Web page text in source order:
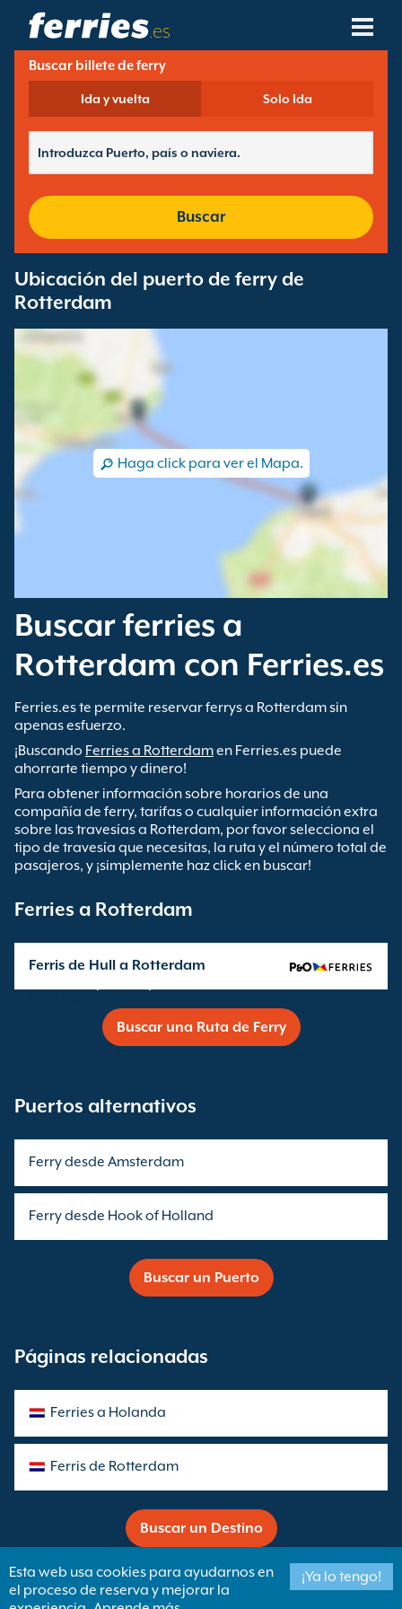
.es
Compañías Navieras
Destinos De Ferries
Puertos De Ferry
Buscar billete de ferry
Ida y vuelta Solo Ida
Buscar
Ubicación del puerto de ferry de
Rotterdam
Haga click para ver el Mapa.
Buscar ferries a
Rotterdam con Ferries.es
Ferries.es te permite reservar ferrys a Rotterdam sin
apenas esfuerzo.
¡Buscando Ferries a Rotterdamen Ferries.es puede
ahorrarte tiempo y dinero!
Para obtener información sobre horarios de una
compañía de ferry, tarifas o cualquier información extra
sobre las travesías a Rotterdam, por favor selecciona el
tipo de travesía que necesitas, la ruta y el número total de
pasajeros, y ¡simplemente haz click en buscar!
Ferries a Rotterdam
Ferris de Hull a Rotterdam
Buscar una Ruta de Ferry
Puertos alternativos
Ferry desde Amsterdam
Ferry desde Hook of Holland
Buscar un Puerto
Páginas relacionadas
Ferries a Holanda
Ferris de Rotterdam
Buscar un Destino
Copyright ©Newincco 1399 Limited
Esta web usa cookies para ayudarnos en
el proceso de reserva y mejorar la
¡Ya lo tengo!